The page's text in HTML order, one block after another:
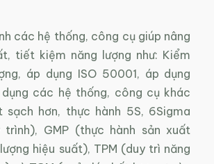
hệ thống, công cụ giúp nâng
tiết kiệm năng lượng như: Kiểm
áp dụng ISO 50001, áp dụng
dụng các hệ thống, công cụ khác
sạch hơn, thực hành 5S, 6Sigma
GMP (thực hành sản xuất
hiệu suất), TPM (duy trì năng